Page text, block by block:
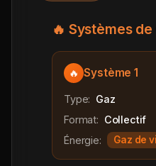
🔥 Systèmes
🔥 Système 1
Type: Gaz
Format: Collectif
Énergie:
Gaz de